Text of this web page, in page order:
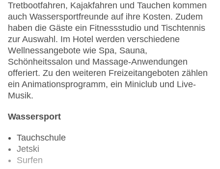
Tretbootfahren, Kajakfahren und Tauchen kommen
auch Wassersportfreunde auf ihre Kosten. Zudem
haben die Gäste ein Fitnessstudio und Tischtennis
zur Auswahl. Im Hotel werden verschiedene
Wellnessangebote wie Spa, Sauna,
Schönheitssalon und Massage-Anwendungen
offeriert. Zu den weiteren Freizeitangeboten zählen
ein Animationsprogramm, ein Miniclub und Live-
Musik.
Wassersport
Tauchschule
Jetski
Surfen